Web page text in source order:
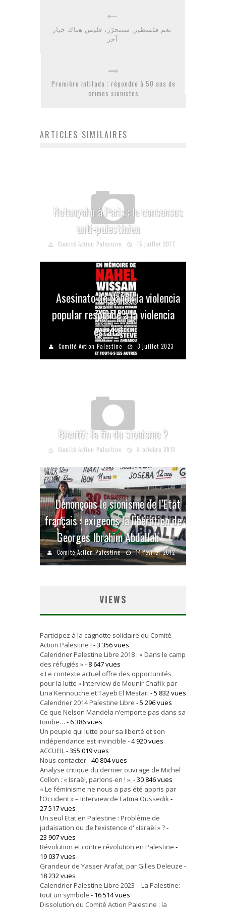
نعم فلسطين ستتحرّر، فليس هناك خيار
آخر
Première intifada : répondre à 50 ans de
crimes sionistes
ARTICLES SIMILAIRES
Netanyahu à Paris : le consensus
anti-palestinien
Comité Action Palestine 15 juillet 2017
Asesinato de Nahel: la violencia
popular responde a la violencia
estatal
Comité Action Palestine 3 juillet 2023
Bientôt la fin du sionisme ?
Comité Action Palestine 8 octobre 2012
Dénonçons le sionisme de l’Etat
français : exigeons la libération de
Georges Ibrahim Abdallah
Comité Action Palestine 14 février 2012
VIEWS
Participez à la cagnotte solidaire du Comité
Action Palestine ! - 3 356 vues
Calendrier Palestine Libre 2018 : « Dans le camp
des réfugiés »- 8 647 vues
« Le contexte actuel offre des opportunités
pour la lutte » Interview de Mounir Chafik par
Lina Kennouche et Tayeb El Mestari - 5 832 vues
Calendrier 2014 Palestine Libre - 5 296 vues
Ce que Nelson Mandela n’emporte pas dans sa
tombe… - 6 386 vues
Un peuple qui lutte pour sa liberté et son
indépendance est invincible - 4 920 vues
ACCUEIL - 355 019 vues
Nous contacter- 40 804 vues
Analyse critique du dernier ouvrage de Michel
Collon : « Israël, parlons-en ! ». - 30 846 vues
« Le féminisme ne nous a pas été appris par
l’Occident » – Interview de Fatma Oussedik -
27 517 vues
Un seul Etat en Palestine : Problème de
judaïsation ou de l’existence d' »Israël » ?-
23 907 vues
Révolution et contre révolution en Palestine -
19 037 vues
Grandeur de Yasser Arafat, par Gilles Deleuze -
18 232 vues
Calendrier Palestine Libre 2023 – La Palestine:
tout un symbole - 16 514 vues
Dissolution du Comité Action Palestine : la